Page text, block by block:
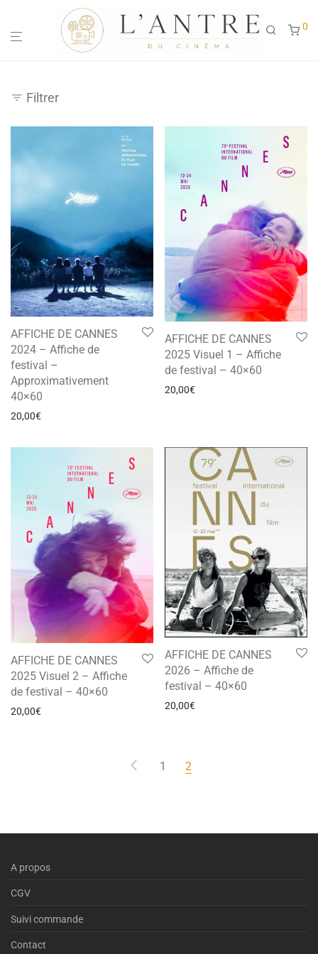
0
Filtrer
AFFICHE DE CANNES
2024 – Affiche de
festival –
Approximativement
40×60
20,00€
AFFICHE DE CANNES
2025 Visuel 1 – Affiche
de festival – 40×60
20,00€
AFFICHE DE CANNES
2025 Visuel 2 – Affiche
de festival – 40×60
20,00€
AFFICHE DE CANNES
2026 – Affiche de
festival – 40×60
20,00€
1 2
A propos
CGV
Suivi commande
Contact